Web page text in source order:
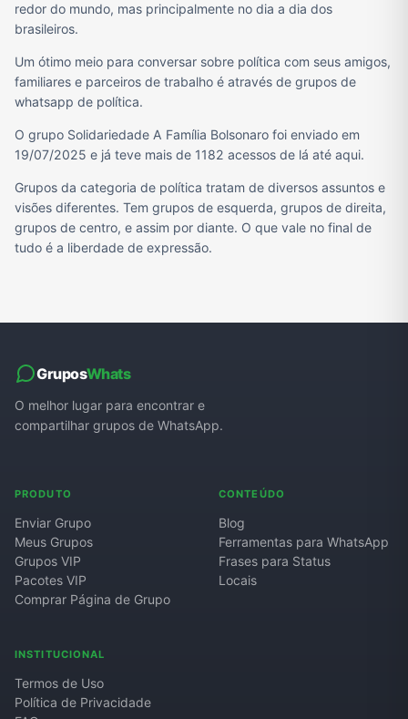
redor do mundo, mas principalmente no dia a dia dos
brasileiros.
Um ótimo meio para conversar sobre política com seus amigos,
familiares e parceiros de trabalho é através de grupos de
whatsapp de política.
O grupo Solidariedade A Família Bolsonaro foi enviado em
19/07/2025 e já teve mais de 1182 acessos de lá até aqui.
Grupos da categoria de política tratam de diversos assuntos e
visões diferentes. Tem grupos de esquerda, grupos de direita,
grupos de centro, e assim por diante. O que vale no final de
tudo é a liberdade de expressão.
GruposWhats
O melhor lugar para encontrar e
compartilhar grupos de WhatsApp.
PRODUTO
Enviar Grupo
Meus Grupos
Grupos VIP
Pacotes VIP
Comprar Página de Grupo
CONTEÚDO
Blog
Ferramentas para WhatsApp
Frases para Status
Locais
INSTITUCIONAL
Termos de Uso
Política de Privacidade